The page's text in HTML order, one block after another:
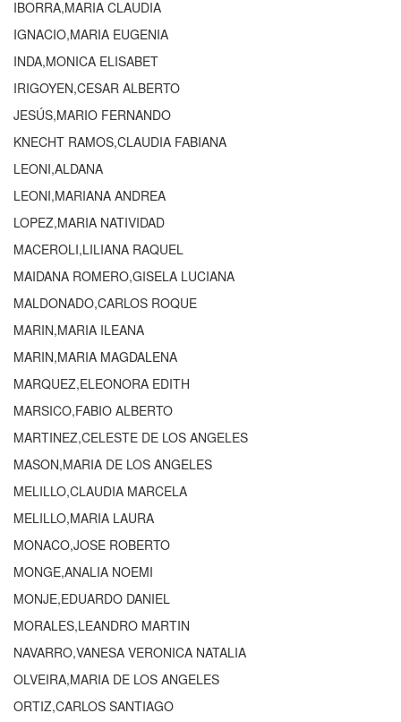
IBORRA,MARIA CLAUDIA
IGNACIO,MARIA EUGENIA
INDA,MONICA ELISABET
IRIGOYEN,CESAR ALBERTO
JESÚS,MARIO FERNANDO
KNECHT RAMOS,CLAUDIA FABIANA
LEONI,ALDANA
LEONI,MARIANA ANDREA
LOPEZ,MARIA NATIVIDAD
MACEROLI,LILIANA RAQUEL
MAIDANA ROMERO,GISELA LUCIANA
MALDONADO,CARLOS ROQUE
MARIN,MARIA ILEANA
MARIN,MARIA MAGDALENA
MARQUEZ,ELEONORA EDITH
MARSICO,FABIO ALBERTO
MARTINEZ,CELESTE DE LOS ANGELES
MASON,MARIA DE LOS ANGELES
MELILLO,CLAUDIA MARCELA
MELILLO,MARIA LAURA
MONACO,JOSE ROBERTO
MONGE,ANALIA NOEMI
MONJE,EDUARDO DANIEL
MORALES,LEANDRO MARTIN
NAVARRO,VANESA VERONICA NATALIA
OLVEIRA,MARIA DE LOS ANGELES
ORTIZ,CARLOS SANTIAGO